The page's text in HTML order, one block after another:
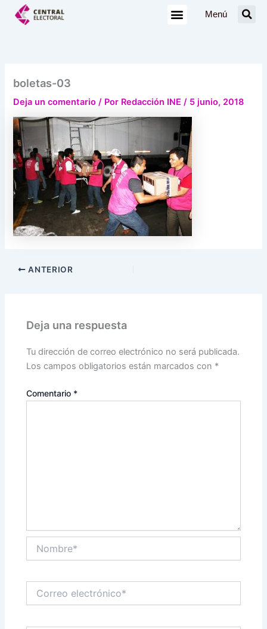
Menú
boletas-03
Deja un comentario / Por Redacción INE/ 5 junio, 2018
ANTERIOR
Deja una respuesta
Tu dirección de correo electrónico no será publicada.
Los campos obligatorios están marcados con *
Comentario *
electrónico*